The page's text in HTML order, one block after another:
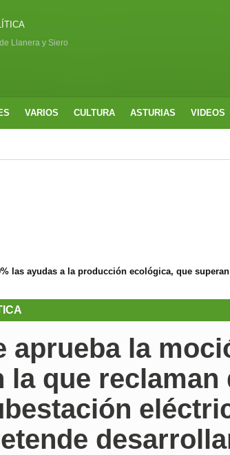
Llanera y Siero
VARIOS CULTURA ASTURIAS VIDEOS
las ayudas a la producción ecológica, que
aprueba la
la que reclaman